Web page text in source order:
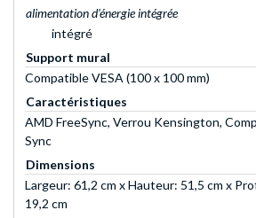
alimentation d’énergie intégrée
intégré
Support mural
Compatible VESA (100 x 100 mm)
Caractéristiques
AMD FreeSync, Verrou Kensington,
Sync
Dimensions
Largeur: 61,2 cm x Hauteur: 51,5 cm x
19,2 cm